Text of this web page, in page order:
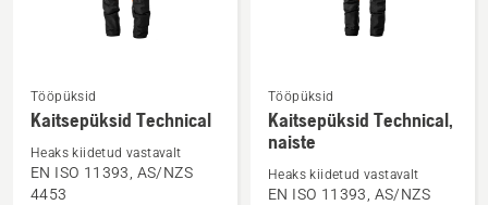
Vaata
rohkem
toote
Kaitsepüksid
Tööpüksid
Kaitsepüksid Technical
Heaks kiidetud vastavalt
EN ISO 11393, AS/NZS
4453
Vaata
rohkem
üksikasju
toote
Kaitsepüksid
Tööpüksid
Kaitsepüksid Technical,
naiste
Heaks kiidetud vastavalt
EN ISO 11393, AS/NZS